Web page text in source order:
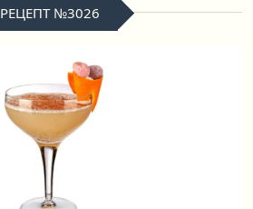
РЕЦЕПТ №3026